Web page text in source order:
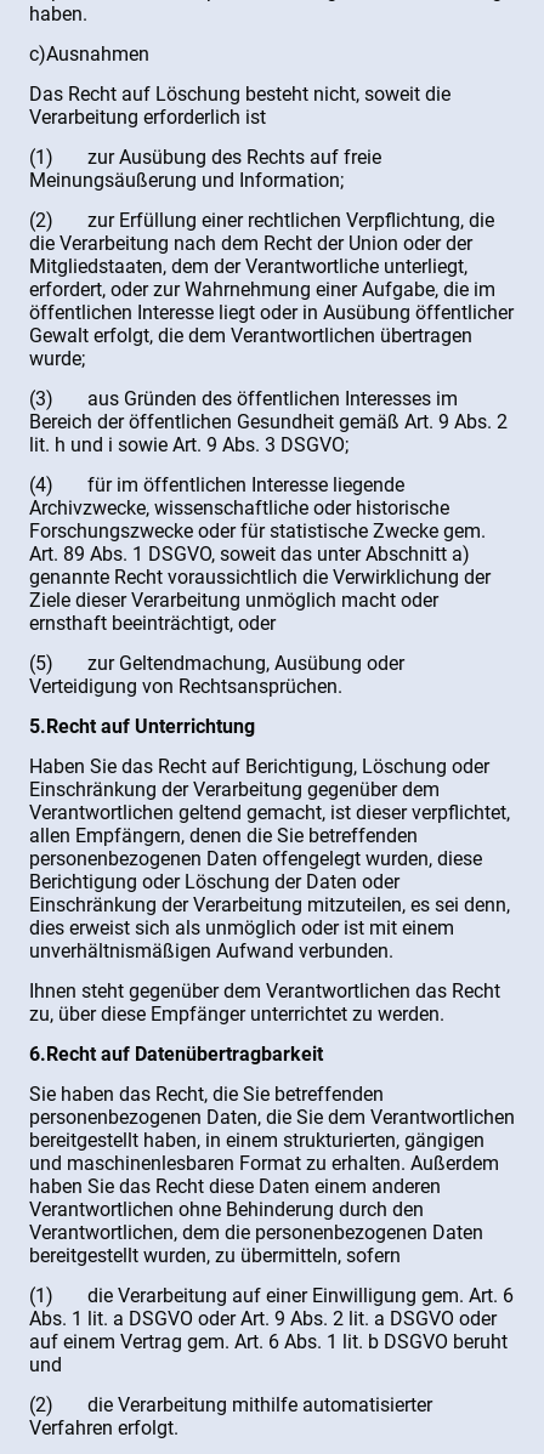
haben.
c)Ausnahmen
Das Recht auf Löschung besteht nicht, soweit die
Verarbeitung erforderlich ist
(1) zur Ausübung des Rechts auf freie
Meinungsäußerung und Information;
(2) zur Erfüllung einer rechtlichen Verpflichtung, die
die Verarbeitung nach dem Recht der Union oder der
Mitgliedstaaten, dem der Verantwortliche unterliegt,
erfordert, oder zur Wahrnehmung einer Aufgabe, die im
öffentlichen Interesse liegt oder in Ausübung öffentlicher
Gewalt erfolgt, die dem Verantwortlichen übertragen
wurde;
(3) aus Gründen des öffentlichen Interesses im
Bereich der öffentlichen Gesundheit gemäß Art. 9 Abs. 2
lit. h und i sowie Art. 9 Abs. 3 DSGVO;
(4) für im öffentlichen Interesse liegende
Archivzwecke, wissenschaftliche oder historische
Forschungszwecke oder für statistische Zwecke gem.
Art. 89 Abs. 1 DSGVO, soweit das unter Abschnitt a)
genannte Recht voraussichtlich die Verwirklichung der
Ziele dieser Verarbeitung unmöglich macht oder
ernsthaft beeinträchtigt, oder
(5) zur Geltendmachung, Ausübung oder
Verteidigung von Rechtsansprüchen.
5.Recht auf Unterrichtung
Haben Sie das Recht auf Berichtigung, Löschung oder
Einschränkung der Verarbeitung gegenüber dem
Verantwortlichen geltend gemacht, ist dieser verpflichtet,
allen Empfängern, denen die Sie betreffenden
personenbezogenen Daten offengelegt wurden, diese
Berichtigung oder Löschung der Daten oder
Einschränkung der Verarbeitung mitzuteilen, es sei denn,
dies erweist sich als unmöglich oder ist mit einem
unverhältnismäßigen Aufwand verbunden.
Ihnen steht gegenüber dem Verantwortlichen das Recht
zu, über diese Empfänger unterrichtet zu werden.
6.Recht auf Datenübertragbarkeit
Sie haben das Recht, die Sie betreffenden
personenbezogenen Daten, die Sie dem Verantwortlichen
bereitgestellt haben, in einem strukturierten, gängigen
und maschinenlesbaren Format zu erhalten. Außerdem
haben Sie das Recht diese Daten einem anderen
Verantwortlichen ohne Behinderung durch den
Verantwortlichen, dem die personenbezogenen Daten
bereitgestellt wurden, zu übermitteln, sofern
(1) die Verarbeitung auf einer Einwilligung gem. Art. 6
Abs. 1 lit. a DSGVO oder Art. 9 Abs. 2 lit. a DSGVO oder
auf einem Vertrag gem. Art. 6 Abs. 1 lit. b DSGVO beruht
und
(2) die Verarbeitung mithilfe automatisierter
Verfahren erfolgt.